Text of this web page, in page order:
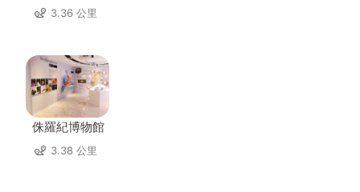
3.36 公里
侏羅紀博物館
3.38 公里